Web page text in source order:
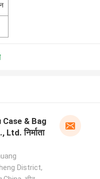
Case & Bag
निर्माता
District,